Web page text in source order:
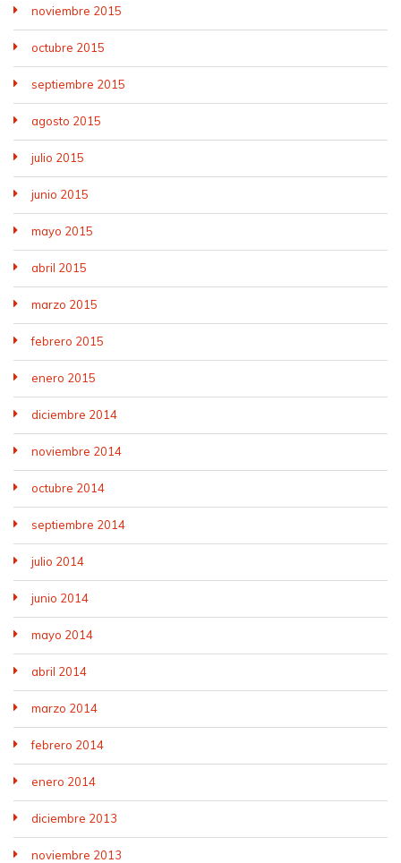
noviembre 2015
octubre 2015
septiembre 2015
agosto 2015
julio 2015
junio 2015
mayo 2015
abril 2015
marzo 2015
febrero 2015
enero 2015
diciembre 2014
noviembre 2014
octubre 2014
septiembre 2014
julio 2014
junio 2014
mayo 2014
abril 2014
marzo 2014
febrero 2014
enero 2014
diciembre 2013
noviembre 2013